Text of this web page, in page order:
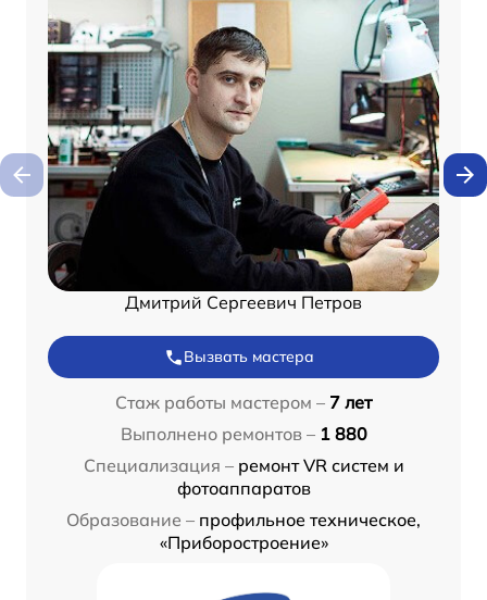
Дмитрий Сергеевич Петров
Вызвать мастера
Стаж работы мастером – 7 лет
Выполнено ремонтов – 1 880
Специализация – ремонт VR систем и
фотоаппаратов
Образование – профильное техническое,
«Приборостроение»